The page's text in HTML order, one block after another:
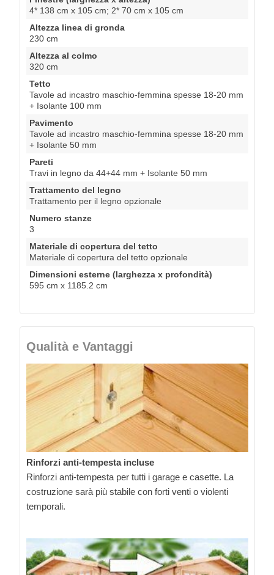
4* 138 cm x 105 cm; 2* 70 cm x 105 cm
Altezza linea di gronda
230 cm
Altezza al colmo
320 cm
Tetto
Tavole ad incastro maschio-femmina spesse 18-20 mm
+ Isolante 100 mm
Pavimento
Tavole ad incastro maschio-femmina spesse 18-20 mm
+ Isolante 50 mm
Pareti
Travi in legno da 44+44 mm + Isolante 50 mm
Trattamento del legno
Trattamento per il legno opzionale
Numero stanze
3
Materiale di copertura del tetto
Materiale di copertura del tetto opzionale
Dimensioni esterne (larghezza x profondità)
595 cm x 1185.2 cm
Qualità e Vantaggi
Rinforzi anti-tempesta incluse
Rinforzi anti-tempesta per tutti i garage e casette. La
costruzione sarà più stabile con forti venti o violenti
temporali.